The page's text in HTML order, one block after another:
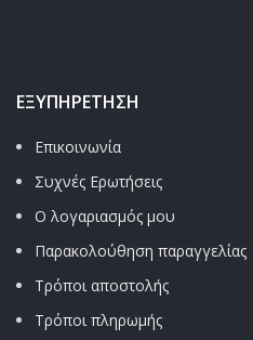
ΕΞΥΠΗΡΈΤΗΣΗ
Επικοινωνία
Συχνές Ερωτήσεις
Ο λογαριασμός μου
Παρακολούθηση παραγγελίας
Τρόποι αποστολής
Τρόποι πληρωμής